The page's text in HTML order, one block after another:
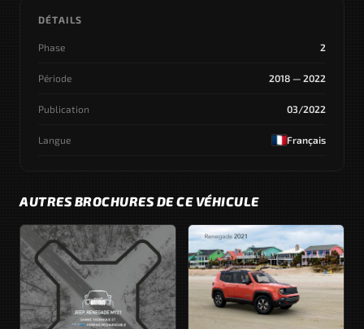
DÉTAILS
Phase 2
Période 2018 — 2022
Publication 03/2022
Langue Français
AUTRES BROCHURES DE CE VÉHICULE